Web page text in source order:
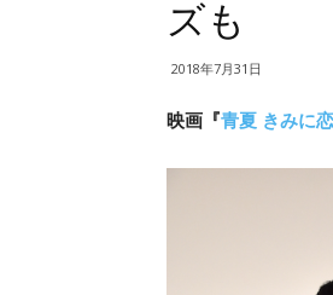
ズも
2018年7月31日
映画『青夏 きみに